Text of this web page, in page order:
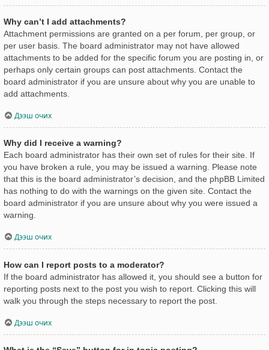
Why can’t I add attachments?
Attachment permissions are granted on a per forum, per group, or
per user basis. The board administrator may not have allowed
attachments to be added for the specific forum you are posting in, or
perhaps only certain groups can post attachments. Contact the
board administrator if you are unsure about why you are unable to
add attachments.
Дээш очих
Why did I receive a warning?
Each board administrator has their own set of rules for their site. If
you have broken a rule, you may be issued a warning. Please note
that this is the board administrator’s decision, and the phpBB Limited
has nothing to do with the warnings on the given site. Contact the
board administrator if you are unsure about why you were issued a
warning.
Дээш очих
How can I report posts to a moderator?
If the board administrator has allowed it, you should see a button for
reporting posts next to the post you wish to report. Clicking this will
walk you through the steps necessary to report the post.
Дээш очих